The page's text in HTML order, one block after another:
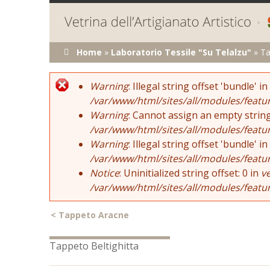
Tu sei qui
Home » Laboratorio Tessile "Su Telalzu" »
Error message
Warning: Illegal string offset 'bundle' in
/var/www/html/sites/all/modules/
Warning: Cannot assign an empty
/var/www/html/sites/all/modules/
Warning: Illegal string offset 'bundle' in
/var/www/html/sites/all/modules/
Notice: Uninitialized string offset: 0 in
/var/www/html/sites/all/modules/
< Tappeto Aracne
Tappeto Beltighitta